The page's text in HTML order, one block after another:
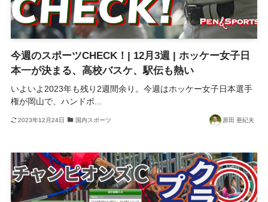
今週のスポーツCHECK！| 12月3週 | ホッケー女子日
本一が決まる、高校バスケ、駅伝も熱い
いよいよ2023年も残り2週間余り。今週はホッケー女子日本選手
権が岡山で、ハンドボ...
2023年12月24日 国内スポーツ 原田 亜紀夫